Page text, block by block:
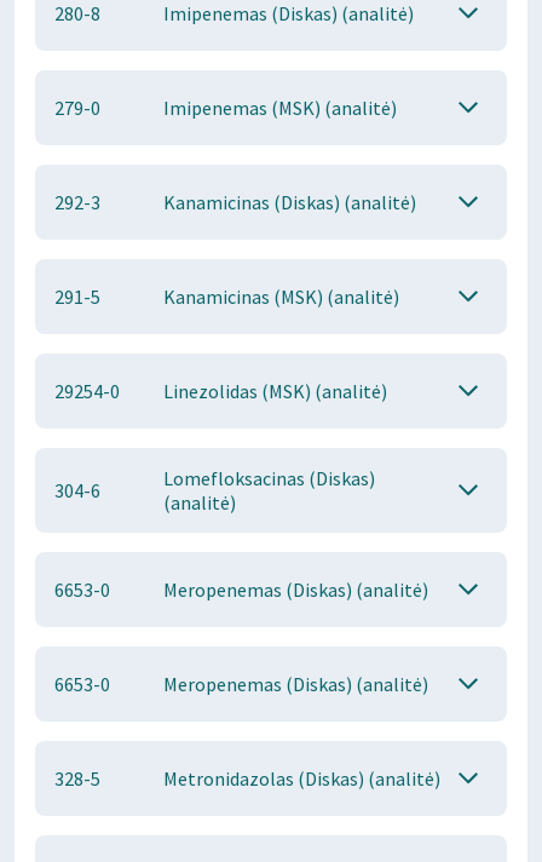
280-8 Imipenemas (Diskas) (analitė)
279-0 Imipenemas (MSK) (analitė)
292-3 Kanamicinas (Diskas) (analitė)
291-5 Kanamicinas (MSK) (analitė)
29254-0 Linezolidas (MSK) (analitė)
304-6
Lomefloksacinas (Diskas)
(analitė)
6653-0 Meropenemas (Diskas) (analitė)
6653-0 Meropenemas (Diskas) (analitė)
328-5 Metronidazolas (Diskas) (analitė)